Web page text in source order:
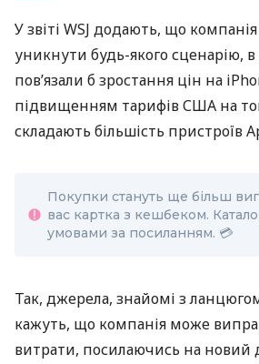
У звіті WSJ додають, що
уникнути будь-якого сценарію,
пов’язали б зростання цін на
підвищенням тарифів США на
складають більшість пристроїв
Покупки стануть ще більш
вас картка з кешбеком.
умовами за посиланням. 💳
Так, джерела, знайомі з
кажуть, що компанія може
витрати, посилаючись на новий